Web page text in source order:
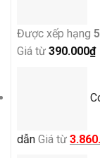
Được xếp hạng
Giá từ 390.000₫
dẫn Giá từ Giá